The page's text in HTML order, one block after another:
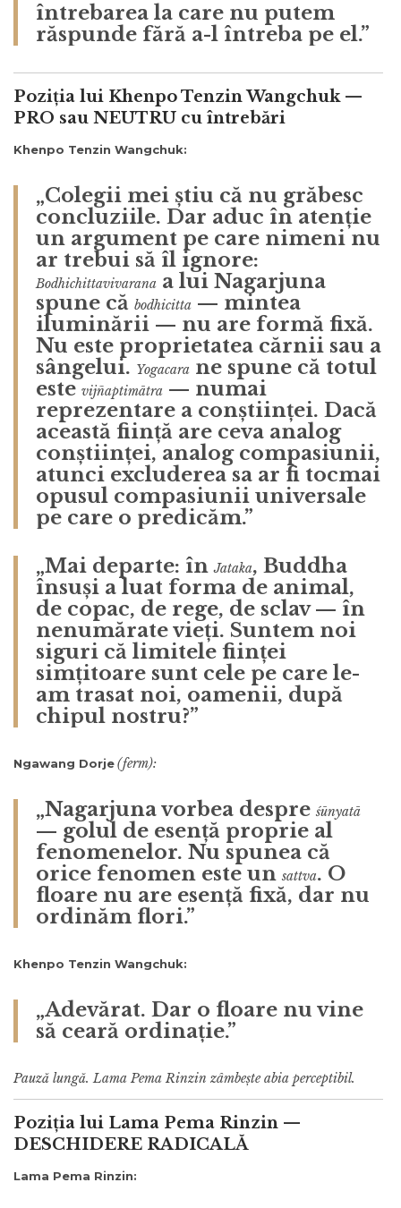
întrebarea la care nu putem
răspunde fără a-l întreba pe el.”
Poziția lui Khenpo Tenzin Wangchuk —
PRO sau NEUTRU cu întrebări
Khenpo Tenzin Wangchuk:
„Colegii mei știu că nu grăbesc
concluziile. Dar aduc în atenție
un argument pe care nimeni nu
ar trebui să îl ignore:
Bodhichittavivarana a lui Nagarjuna
spune că bodhicitta — mintea
iluminării — nu are formă fixă.
Nu este proprietatea cărnii sau a
sângelui. Yogacara ne spune că totul
este vijñaptimātra — numai
reprezentare a conștiinței. Dacă
această ființă are ceva analog
conștiinței, analog compasiunii,
atunci excluderea sa ar fi tocmai
opusul compasiunii universale
pe care o predicăm.”
„Mai departe: înJataka, Buddha
însuși a luat forma de animal,
de copac, de rege, de sclav — în
nenumărate vieți. Suntem noi
siguri că limitele ființei
simțitoare sunt cele pe care le-
am trasat noi, oamenii, după
chipul nostru?”
Ngawang Dorje(ferm):
„Nagarjuna vorbea despre śūnyatā
— golul de esență proprie al
fenomenelor. Nu spunea că
orice fenomen este un sattva. O
floare nu are esență fixă, dar nu
ordinăm flori.”
Khenpo Tenzin Wangchuk:
„Adevărat. Dar o floare nu vine
să ceară ordinație.”
Pauză lungă. Lama Pema Rinzin zâmbește abia perceptibil.
Poziția lui Lama Pema Rinzin —
DESCHIDERE RADICALĂ
Lama Pema Rinzin: